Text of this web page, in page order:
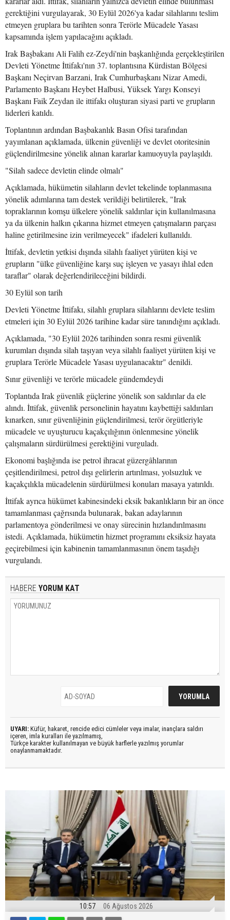
gerektiğini vurgulayarak, 30 Eylül 2026'ya kadar silahlarını teslim
etmeyen gruplara bu tarihten sonra Terörle Mücadele Yasası
kapsamında işlem yapılacağını açıkladı.
Irak Başbakanı Ali Falih ez-Zeydi'nin başkanlığında gerçekleştirilen
Devleti Yönetme İttifakı'nın 37. toplantısına Kürdistan Bölgesi
Başkanı Neçirvan Barzani, Irak Cumhurbaşkanı Nizar Amedi,
Parlamento Başkanı Heybet Halbusi, Yüksek Yargı Konseyi
Başkanı Faik Zeydan ile ittifakı oluşturan siyasi parti ve grupların
liderleri katıldı.
Toplantının ardından Başbakanlık Basın Ofisi tarafından
yayımlanan açıklamada, ülkenin güvenliği ve devlet otoritesinin
güçlendirilmesine yönelik alınan kararlar kamuoyuyla paylaşıldı.
"Silah sadece devletin elinde olmalı"
Açıklamada, hükümetin silahların devlet tekelinde toplanmasına
yönelik adımlarına tam destek verildiği belirtilerek, "Irak
topraklarının komşu ülkelere yönelik saldırılar için kullanılmasına
ya da ülkenin halkın çıkarına hizmet etmeyen çatışmaların parçası
haline getirilmesine izin verilmeyecek" ifadeleri kullanıldı.
İttifak, devletin yetkisi dışında silahlı faaliyet yürüten kişi ve
grupların "ülke güvenliğine karşı suç işleyen ve yasayı ihlal eden
taraflar" olarak değerlendirileceğini bildirdi.
30 Eylül son tarih
Devleti Yönetme İttifakı, silahlı gruplara silahlarını devlete teslim
etmeleri için 30 Eylül 2026 tarihine kadar süre tanındığını açıkladı.
Açıklamada, "30 Eylül 2026 tarihinden sonra resmi güvenlik
kurumları dışında silah taşıyan veya silahlı faaliyet yürüten kişi ve
gruplara Terörle Mücadele Yasası uygulanacaktır" denildi.
Sınır güvenliği ve terörle mücadele gündemdeydi
Toplantıda Irak güvenlik güçlerine yönelik son saldırılar da ele
alındı. İttifak, güvenlik personelinin hayatını kaybettiği saldırıları
kınarken, sınır güvenliğinin güçlendirilmesi, terör örgütleriyle
mücadele ve uyuşturucu kaçakçılığının önlenmesine yönelik
çalışmaların sürdürülmesi gerektiğini vurguladı.
Ekonomi başlığında ise petrol ihracat güzergâhlarının
çeşitlendirilmesi, petrol dışı gelirlerin artırılması, yolsuzluk ve
kaçakçılıkla mücadelenin sürdürülmesi konuları masaya yatırıldı.
İttifak ayrıca hükümet kabinesindeki eksik bakanlıkların bir an önce
tamamlanması çağrısında bulunarak, bakan adaylarının
parlamentoya gönderilmesi ve onay sürecinin hızlandırılmasını
istedi. Açıklamada, hükümetin hizmet programını eksiksiz hayata
geçirebilmesi için kabinenin tamamlanmasının önem taşıdığı
vurgulandı.
HABERE YORUM KAT
UYARI: Küfür, hakaret, rencide edici cümleler veya imalar, inançlara saldırı
içeren, imla kuralları ile yazılmamış,
Türkçe karakter kullanılmayan ve büyük harflerle yazılmış yorumlar
onaylanmamaktadır.
10:57 06 Ağustos 2026